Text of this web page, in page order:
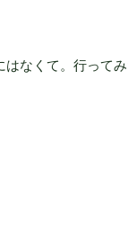
はなくて。行って